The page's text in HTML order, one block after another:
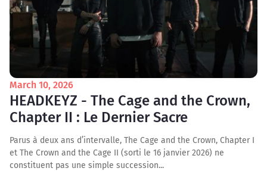
March 10, 2026
HEADKEYZ - The Cage and the Crown,
Chapter II : Le Dernier Sacre
Parus à deux ans d’intervalle, The Cage and the Crown, Chapter I
et The Crown and the Cage II (sorti le 16 janvier 2026) ne
constituent pas une simple succession...